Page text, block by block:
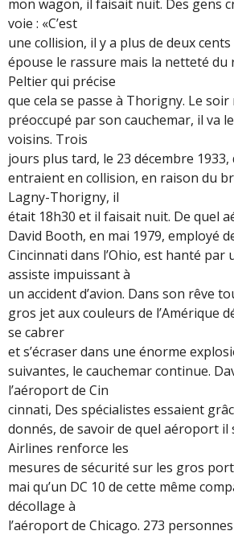
mon wagon, il faisait nuit. Des gens
voie : «C’est
une collision, il y a plus de deux
épouse le rassure mais la netteté du
Peltier qui précise
que cela se passe à Thorigny. Le
préoccupé par son cauchemar, il va
voisins. Trois
jours plus tard, le 23 décembre
entraient en collision, en raison du
Lagny-Thorigny, il
était 18h30 et il faisait nuit. De quel
David Booth, en mai 1979, employé
Cincinnati dans l’Ohio, est hanté par
assiste impuissant à
un accident d’avion. Dans son rêve
gros jet aux couleurs de l’Amérique
se cabrer
et s’écraser dans une énorme
suivantes, le cauchemar continue.
l’aéroport de Cin
cinnati, Des spécialistes essaient
donnés, de savoir de quel aéroport il
Airlines renforce les
mesures de sécurité sur les gros
mai qu’un DC 10 de cette même
décollage à
l’aéroport de Chicago. 273